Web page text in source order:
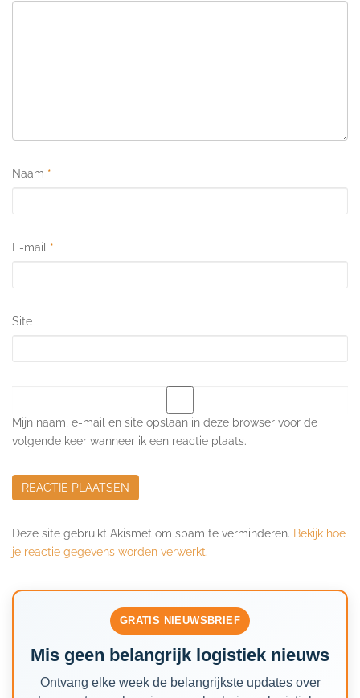
Naam *
E-mail *
Site
Mijn naam, e-mail en site opslaan in deze browser voor de
volgende keer wanneer ik een reactie plaats.
Deze site gebruikt Akismet om spam te verminderen. Bekijk hoe
je reactie gegevens worden verwerkt.
GRATIS NIEUWSBRIEF
Mis geen belangrijk logistiek nieuws
Ontvang elke week de belangrijkste updates over